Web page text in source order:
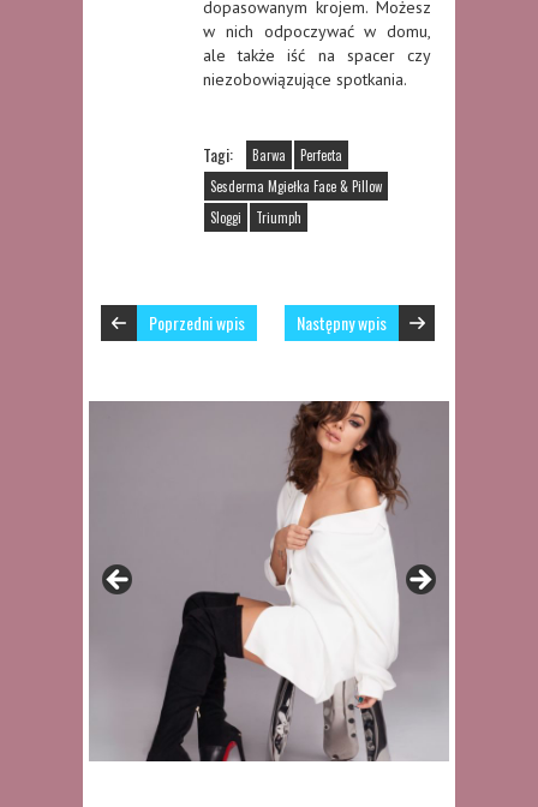
dopasowanym krojem. Możesz
w nich odpoczywać w domu,
ale także iść na spacer czy
niezobowiązujące spotkania.
Tagi: Barwa
Perfecta
Sesderma Mgiełka Face & Pillow
Sloggi
Triumph
Poprzedni wpis Następny wpis